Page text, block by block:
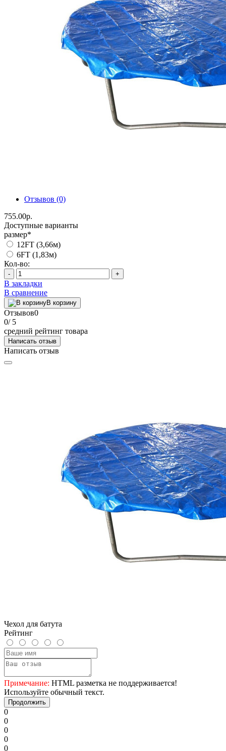
Отзывов (0)
755.00р.
Доступные варианты
размер*
12FT (3,66м)
6FT (1,83м)
Кол-во:
- +
В закладки
В сравнение
В корзину
Отзывов0
0/ 5
средний рейтинг товара
Написать отзыв
Написать отзыв
Чехол для батута
Рейтинг
Примечание: HTML разметка не поддерживается!
Используйте обычный текст.
Продолжить
0
0
0
0
0